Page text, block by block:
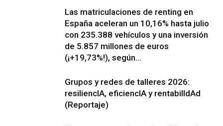
Las matriculaciones de renting en
España aceleran un 10,16% hasta julio
con 235.388 vehículos y una inversión
de 5.857 millones de euros
(¡+19,73%!), según...
Grupos y redes de talleres 2026:
resiliencIA, eficiencIA y rentabilIdAd
(Reportaje)